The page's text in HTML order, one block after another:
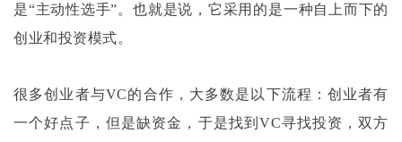
是“主动性选手”。也就是说，它采用的是一种自上而下的
创业和投资模式。
很多创业者与VC的合作，大多数是以下流程：创业者有
一个好点子，但是缺资金，于是找到VC寻找投资，双方